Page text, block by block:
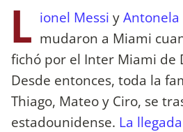
L ionel Messi yAntonela
mudaron a Miami
fichó por el Inter Miami de
Desde entonces, toda la
Thiago, Mateo y Ciro, se
estadounidense. La llegada